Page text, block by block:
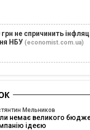
не спричинить
НБУ (economist.com.ua)
Мельников
немає великого
ідеєю